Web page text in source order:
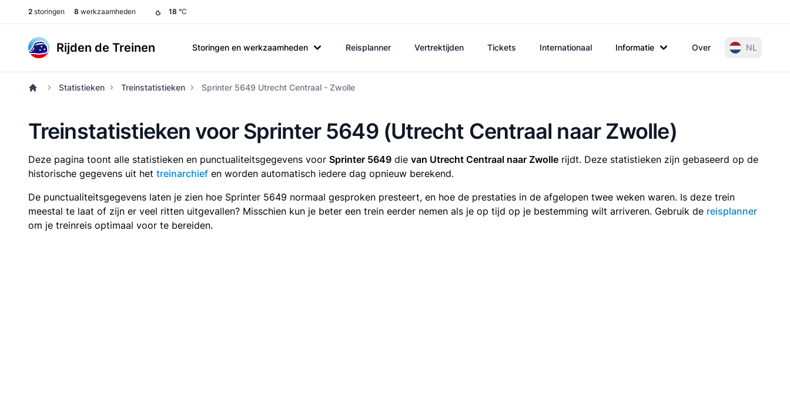
2 storingen 8 werkzaamheden 18 °C
Rijden de Treinen Storingen en werkzaamheden Reisplanner Vertrektijden Tickets Internationaal Informatie Over NL
Statistieken Treinstatistieken Sprinter 5649 Utrecht Centraal - Zwolle
Treinstatistieken voor Sprinter 5649 (Utrecht Centraal naar Zwolle)
Deze pagina toont alle statistieken en punctualiteitsgegevens voor Sprinter 5649 die van Utrecht Centraal naar Zwolle rijdt. Deze statistieken zijn gebaseerd op de
historische gegevens uit het treinarchief en worden automatisch iedere dag opnieuw berekend.
De punctualiteitsgegevens laten je zien hoe Sprinter 5649 normaal gesproken presteert, en hoe de prestaties in de afgelopen twee weken waren. Is deze trein
meestal te laat of zijn er veel ritten uitgevallen? Misschien kun je beter een trein eerder nemen als je op tijd op je bestemming wilt arriveren. Gebruik de reisplanner
om je treinreis optimaal voor te bereiden.